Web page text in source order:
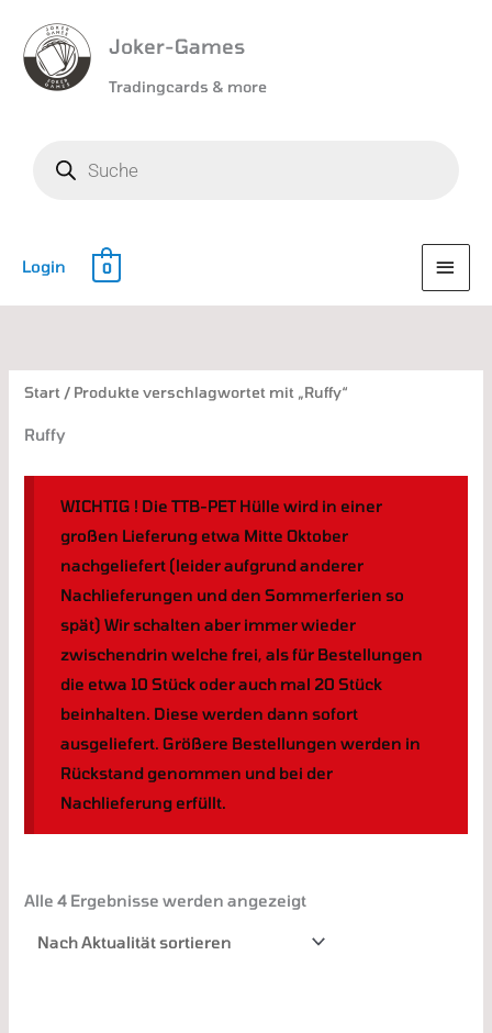
Joker-Games
Tradingcards & more
Login 0
Start / Produkte verschlagwortet mit „Ruffy“
Ruffy
WICHTIG ! Die TTB-PET Hülle wird in einer
großen Lieferung etwa Mitte Oktober
nachgeliefert (leider aufgrund anderer
Nachlieferungen und den Sommerferien so
spät) Wir schalten aber immer wieder
zwischendrin welche frei, als für Bestellungen
die etwa 10 Stück oder auch mal 20 Stück
beinhalten. Diese werden dann sofort
ausgeliefert. Größere Bestellungen werden in
Rückstand genommen und bei der
Nachlieferung erfüllt.
Alle 4 Ergebnisse werden angezeigt